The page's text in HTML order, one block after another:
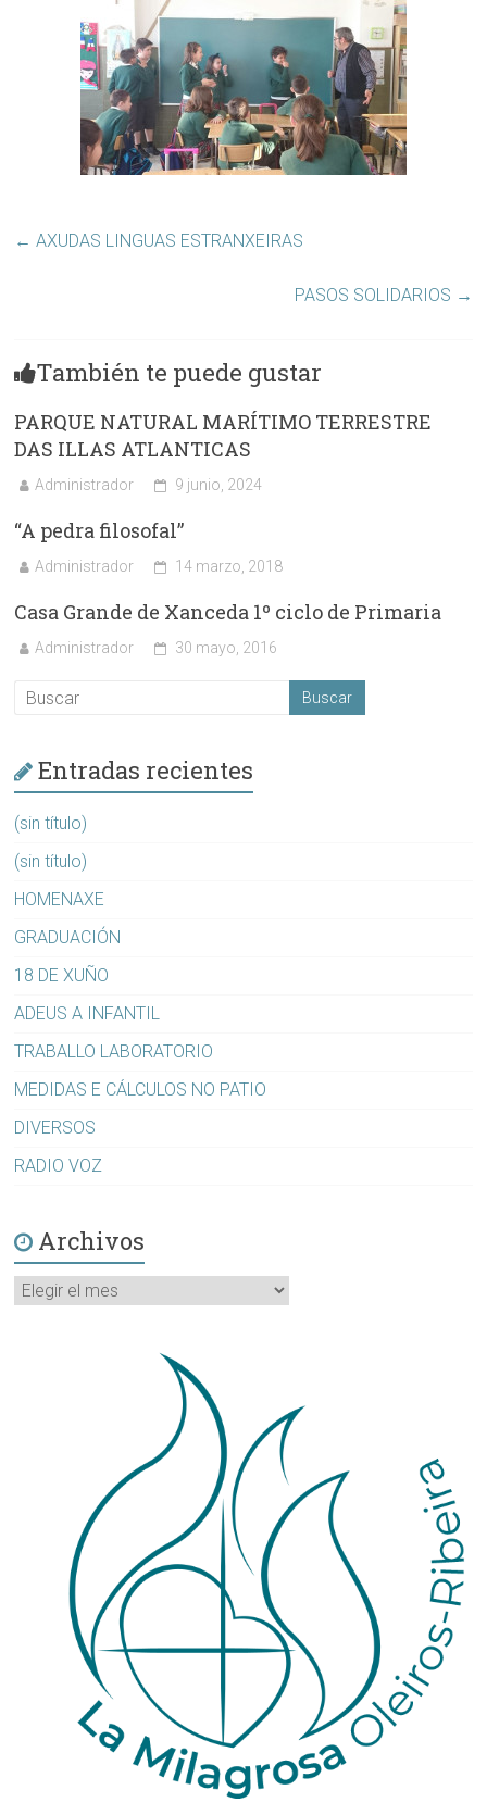
← AXUDAS LINGUAS ESTRANXEIRAS
PASOS SOLIDARIOS →
También te puede gustar
PARQUE NATURAL MARÍTIMO TERRESTRE
DAS ILLAS ATLANTICAS
Administrador 9 junio, 2024
“A pedra filosofal”
Administrador 14 marzo, 2018
Casa Grande de Xanceda 1º ciclo de Primaria
Administrador 30 mayo, 2016
Entradas recientes
(sin título)
(sin título)
HOMENAXE
GRADUACIÓN
18 DE XUÑO
ADEUS A INFANTIL
TRABALLO LABORATORIO
MEDIDAS E CÁLCULOS NO PATIO
DIVERSOS
RADIO VOZ
Archivos
Archivos